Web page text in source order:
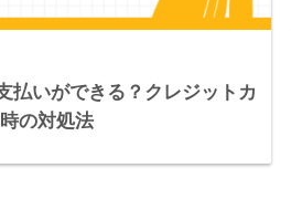
払いができる？クレジットカ
の対処法